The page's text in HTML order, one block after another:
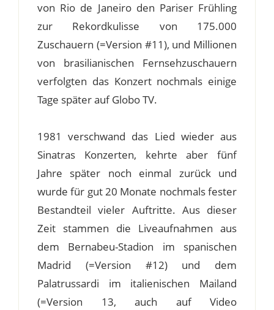
von Rio de Janeiro den Pariser Frühling
zur Rekordkulisse von 175.000
Zuschauern (=Version #11), und Millionen
von brasilianischen Fernsehzuschauern
verfolgten das Konzert nochmals einige
Tage später auf Globo TV.
1981 verschwand das Lied wieder aus
Sinatras Konzerten, kehrte aber fünf
Jahre später noch einmal zurück und
wurde für gut 20 Monate nochmals fester
Bestandteil vieler Auftritte. Aus dieser
Zeit stammen die Liveaufnahmen aus
dem Bernabeu-Stadion im spanischen
Madrid (=Version #12) und dem
Palatrussardi im italienischen Mailand
(=Version 13, auch auf Video